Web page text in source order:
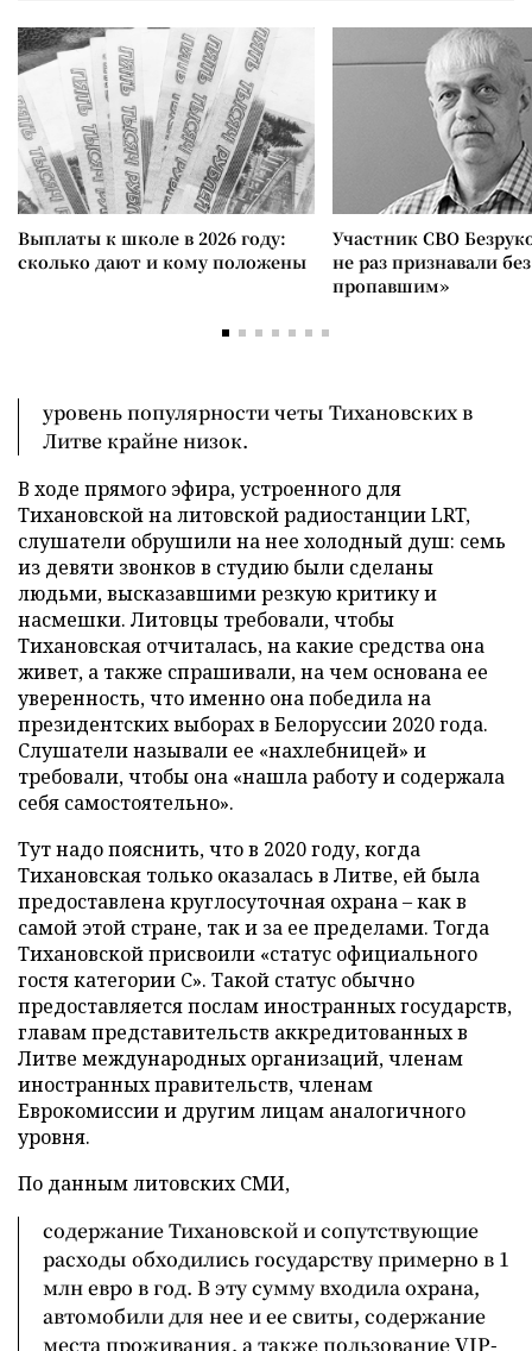
Выплаты к школе в 2026 году:
сколько дают и кому положены
Участник СВО
не раз признавали
пропавшим»
уровень популярности четы Тихановских в
Литве крайне низок.
В ходе прямого эфира, устроенного для
Тихановской на литовской радиостанции LRT,
слушатели обрушили на нее холодный душ: семь
из девяти звонков в студию были сделаны
людьми, высказавшими резкую критику и
насмешки. Литовцы требовали, чтобы
Тихановская отчиталась, на какие средства она
живет, а также спрашивали, на чем основана ее
уверенность, что именно она победила на
президентских выборах в Белоруссии 2020 года.
Слушатели называли ее «нахлебницей» и
требовали, чтобы она «нашла работу и содержала
себя самостоятельно».
Тут надо пояснить, что в 2020 году, когда
Тихановская только оказалась в Литве, ей была
предоставлена круглосуточная охрана – как в
самой этой стране, так и за ее пределами. Тогда
Тихановской присвоили «статус официального
гостя категории C». Такой статус обычно
предоставляется послам иностранных государств,
главам представительств аккредитованных в
Литве международных организаций, членам
иностранных правительств, членам
Еврокомиссии и другим лицам аналогичного
уровня.
По данным литовских СМИ,
содержание Тихановской и сопутствующие
расходы обходились государству примерно в 1
млн евро в год. В эту сумму входила охрана,
автомобили для нее и ее свиты, содержание
места проживания, а также пользование VIP-